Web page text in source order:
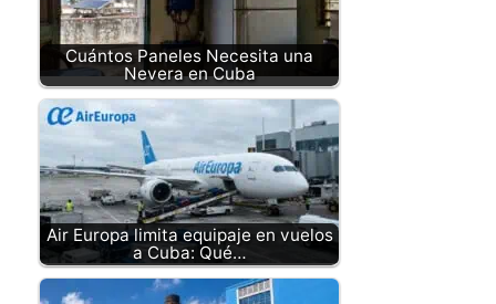
Cuántos Paneles Necesita una
Nevera en Cuba
Air Europa limita equipaje en vuelos
a Cuba: Qué…